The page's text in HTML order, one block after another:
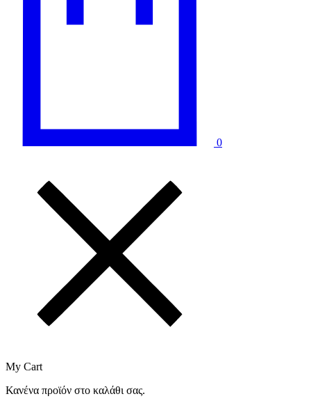
0
My Cart
Κανένα προϊόν στο καλάθι σας.